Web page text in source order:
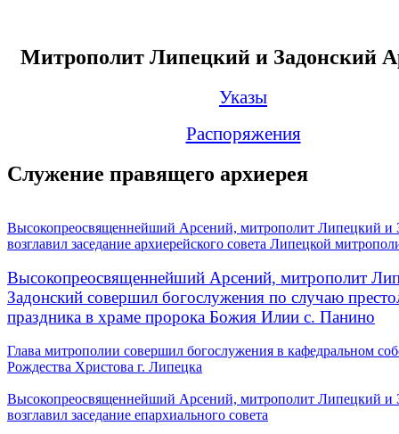
Митрополит Липецкий и Задонский
Указы
Распоряжения
Служение правящего архиерея
Высокопреосвященнейший Арсений, митрополит Липецкий и
возглавил заседание архиерейского совета Липецкой
Высокопреосвященнейший Арсений, митрополит
Задонский совершил богослужения по случаю
праздника в храме пророка Божия Илии с. Панино
Глава митрополии совершил богослужения в кафедральном
Рождества Христова г. Липецка
Высокопреосвященнейший Арсений, митрополит Липецкий и
возглавил заседание епархиального совета